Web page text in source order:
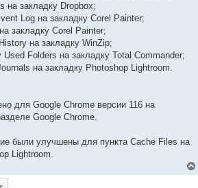
на закладку Dropbox;
Log на закладку Corel Painter;
закладку Corel Painter;
на закладку WinZip;
Folders на закладку Total Commander;
на закладку Photoshop Lightroom.
для Google Chrome версии 116 на
Google Chrome.
были улучшены для пункта Cache Files на
Lightroom.